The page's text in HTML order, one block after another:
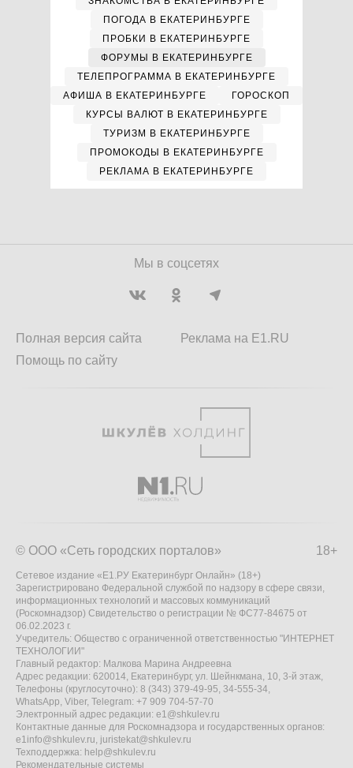
ПОГОДА В ЕКАТЕРИНБУРГЕ
ПРОБКИ В ЕКАТЕРИНБУРГЕ
ФОРУМЫ В ЕКАТЕРИНБУРГЕ
ТЕЛЕПРОГРАММА В ЕКАТЕРИНБУРГЕ
АФИША В ЕКАТЕРИНБУРГЕ
ГОРОСКОП
КУРСЫ ВАЛЮТ В ЕКАТЕРИНБУРГЕ
ТУРИЗМ В ЕКАТЕРИНБУРГЕ
ПРОМОКОДЫ В ЕКАТЕРИНБУРГЕ
РЕКЛАМА В ЕКАТЕРИНБУРГЕ
Мы в соцсетях
Полная версия сайта
Помощь по сайту
Реклама на E1.RU
18+
© ООО «Сеть городских порталов»
Сетевое издание «Е1.РУ Екатеринбург Онлайн» (18+)
Зарегистрировано Федеральной службой по надзору в сфере связи,
информационных технологий и массовых коммуникаций
(Роскомнадзор) Свидетельство о регистрации № ФС77-84675 от
06.02.2023 г.
Учредитель: Общество с ограниченной ответственностью "ИНТЕРНЕТ
ТЕХНОЛОГИИ"
Главный редактор: Малкова Марина Андреевна
Адрес редакции: 620014, Екатеринбург, ул. Шейнкмана, 10, 3-й этаж,
Телефоны (круглосуточно): 8 (343) 379-49-95, 34-555-34,
WhatsApp, Viber, Telegram: +7 909 704-57-70
Электронный адрес редакции: e1@shkulev.ru
Контактные данные для Роскомнадзора и государственных органов:
e1info@shkulev.ru, juristekat@shkulev.ru
Техподдержка: help@shkulev.ru
Рекомендательные системы